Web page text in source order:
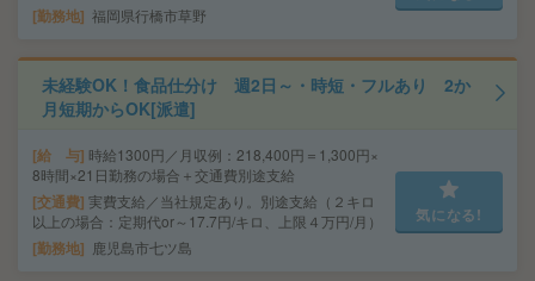
勤務地 福岡県行橋市草野
未経験OK！食品仕分け 週2日～・時短・フルあり 2か
月短期からOK[派遣]
給 与 時給1300円／月収例：218,400円＝1,300円×
8時間×21日勤務の場合＋交通費別途支給
交通費 実費支給／当社規定あり。別途支給（２キロ
以上の場合：定期代or～17.7円/キロ、上限４万円/月）
勤務地 鹿児島市七ツ島
気になる!